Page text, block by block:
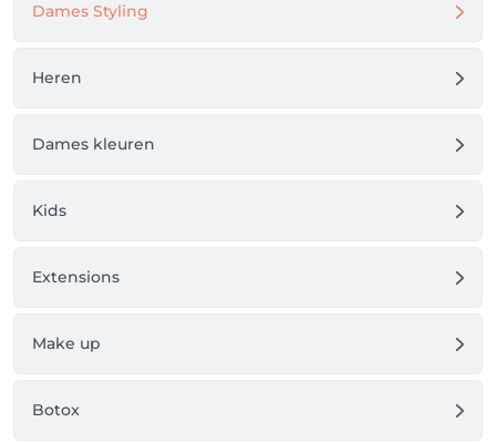
Wij hopen op een goede opstart
Dames Styling
Heren
Dames kleuren
Kids
Extensions
Make up
Botox